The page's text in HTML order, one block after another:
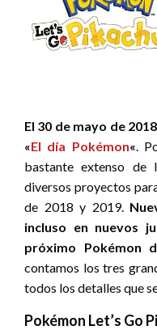
El 30 de mayo de
«El día Pokémon« .
bastante extenso de
diversos proyectos
de 2018 y 2019.
incluso en nuevos
próximo Pokémon
contamos los tres
todos los detalles que
Pokémon Let’s Go